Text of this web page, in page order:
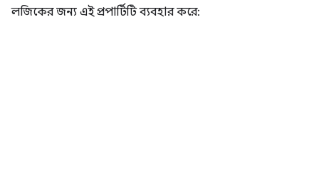
লজিকের জন্য এই প্রপার্টিটি ব্যবহার করে: